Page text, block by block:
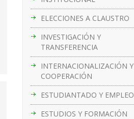
ELECCIONES A CLAUSTRO
INVESTIGACIÓN Y
TRANSFERENCIA
INTERNACIONALIZACIÓN Y
COOPERACIÓN
ESTUDIANTADO Y EMPLEO
ESTUDIOS Y FORMACIÓN